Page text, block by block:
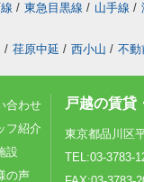
/ 東急目黒線 / 山手線 /
/ 荏原中延 / 西小山 / 不動
合わせ
フ紹介
設
の声
戸越の賃貸
東京都品川区
TEL:03-3783-